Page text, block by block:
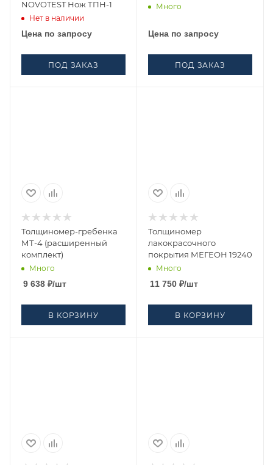
NOVOTEST Нож ТПН-1
Нет в наличии
Цена по запросу
ПОД ЗАКАЗ
Много
Цена по запросу
ПОД ЗАКАЗ
Толщиномер-гребенка
МТ-4 (расширенный
комплект)
Много
9 638 ₽/шт
В КОРЗИНУ
Толщиномер
лакокрасочного
покрытия МЕГЕОН 19240
Много
11 750 ₽/шт
В КОРЗИНУ